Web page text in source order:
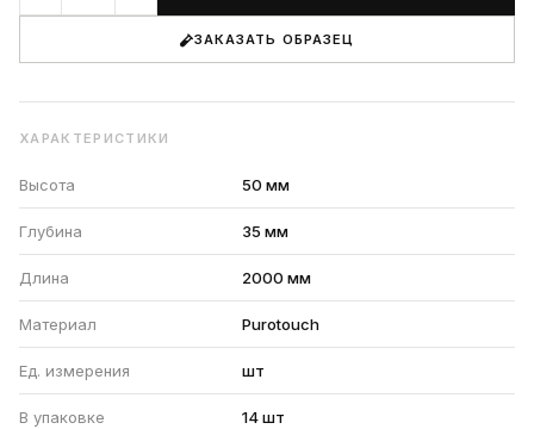
ЗАКАЗАТЬ ОБРАЗЕЦ
ХАРАКТЕРИСТИКИ
Высота 50 мм
Глубина 35 мм
Длина 2000 мм
Материал Purotouch
Ед. измерения шт
В упаковке 14 шт